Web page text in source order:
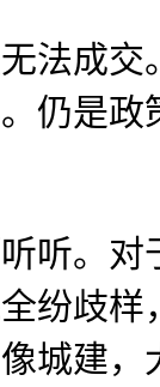
成交
仍是
。对
纷歧
城建